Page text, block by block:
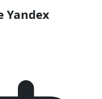
Yandex